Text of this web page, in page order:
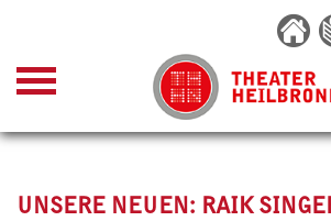
content
UNSERE NEUEN: RAIK